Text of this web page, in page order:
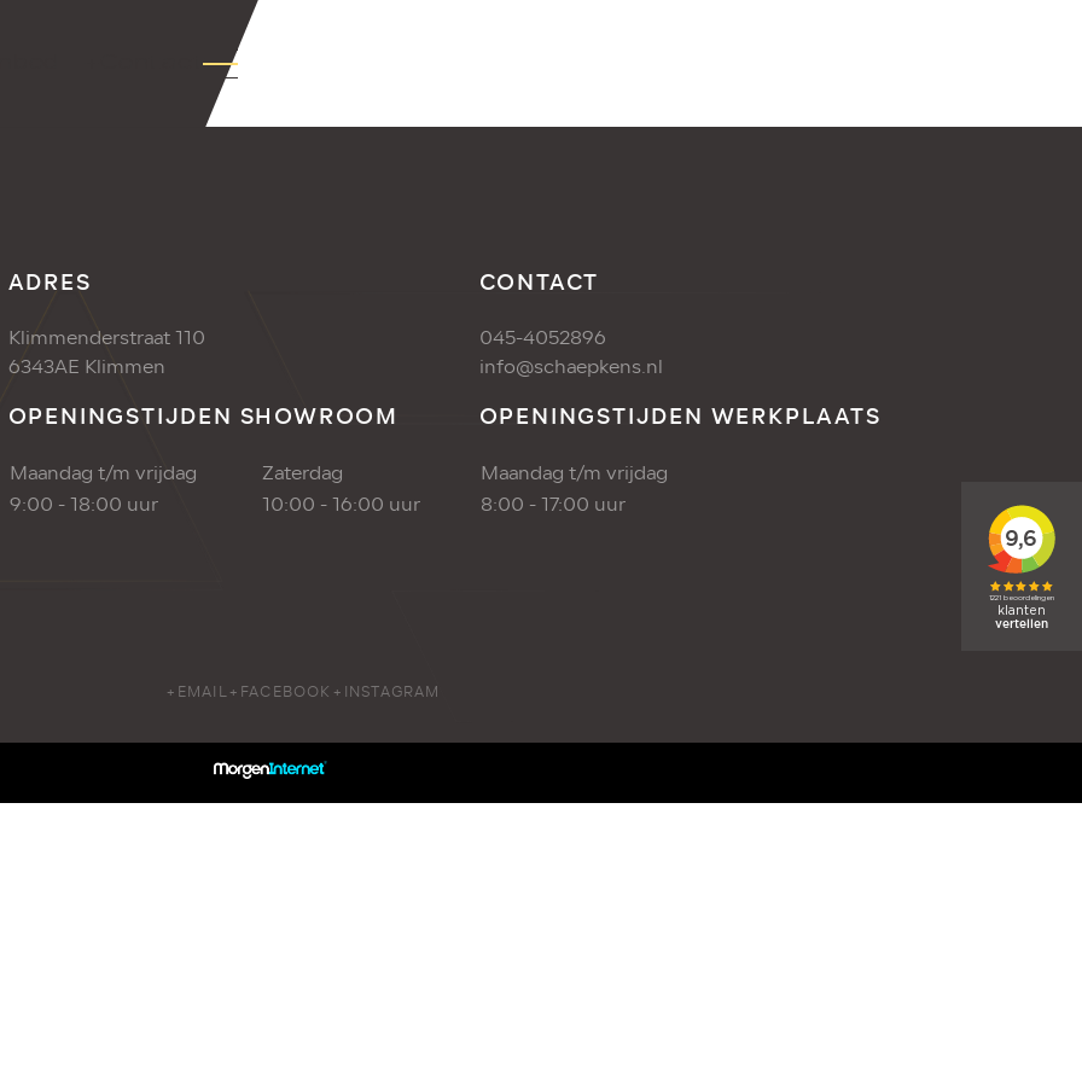
+Contact
ADRES
Klimmenderstraat 110
6343AE Klimmen
CONTACT
045-4052896
info@schaepkens.nl
OPENINGSTIJDEN SHOWROOM
Maandag t/m vrijdag
Zaterdag
9:00 - 18:00 uur
10:00 - 16:00 uur
OPENINGSTIJDEN WERKPLAATS
Maandag t/m vrijdag
8:00 - 17:00 uur
+EMAIL+FACEBOOK +INSTAGRAM